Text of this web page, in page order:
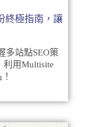
終極指南，讓
多站點SEO策
利用Multisite